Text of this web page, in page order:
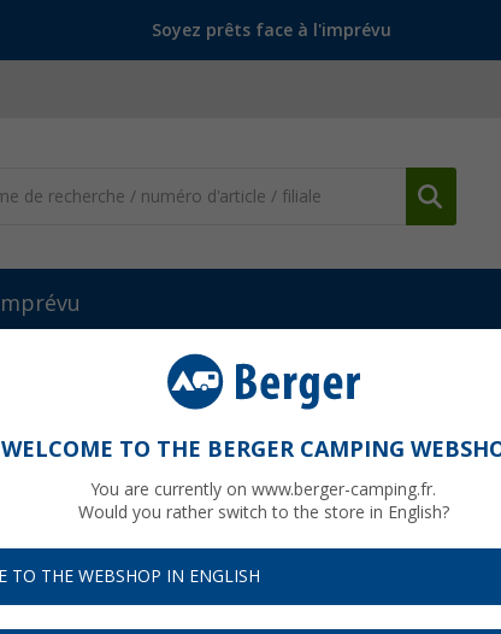
Soyez prêts face à l'imprévu
n'est actuellement pas disponible. Nous
WELCOME TO THE BERGER CAMPING
You are currently on www.berger-camping.fr.
Would you rather switch to the store in English?
TO THE WEBSHOP IN ENGLISH